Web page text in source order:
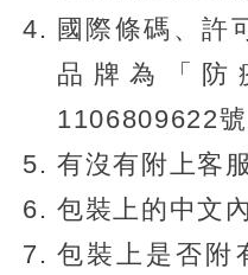
國際條碼、許
品牌為「防
1106809622號
有沒有附上客
包裝上的中文
包裝上是否附